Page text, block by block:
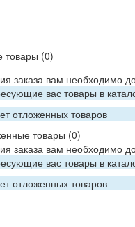
товары (0)
заказа вам необходимо
вас товары в
отложенных товаров
товары (0)
заказа вам необходимо
вас товары в
отложенных товаров